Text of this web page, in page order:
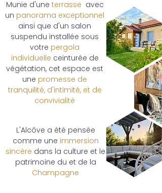
Munie d'une terrasse avec
un panorama exceptionnel
ainsi que d'un salon
suspendu installée sous
votre pergola
individuelle ceinturée de
végétation, cet espace est
une promesse de
tranquilité, d'intimité, et de
convivialité
L'Alcôve a été pensée
comme une immersion
sincère dans la culture et le
patrimoine du et de la
Champagne